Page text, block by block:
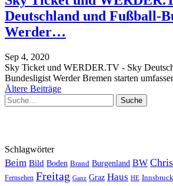
Deutschland und Fußball-
Werder…
Sep 4, 2020
Sky Ticket und WERDER.TV - Sky
Bundesligist Werder Bremen starten
Ältere Beiträge
Schlagwörter
Beim Bild Boden Brand Burgenland BW
Fernsehen Freitag Ganz Graz Haus HE Innsbruck